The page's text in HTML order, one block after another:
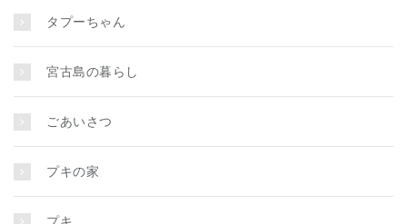
タプーちゃん
宮古島の暮らし
ごあいさつ
プキの家